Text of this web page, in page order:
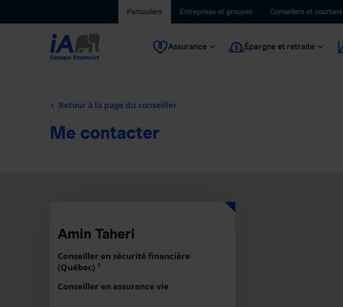
Particuliers Entreprises et groupes Conseillers et courtiers
Assurance Épargne et retraite
Retour à la page du conseiller
Me contacter
Amin Taheri
Conseiller en sécurité financière
(Québec) 1
Conseiller en assurance vie